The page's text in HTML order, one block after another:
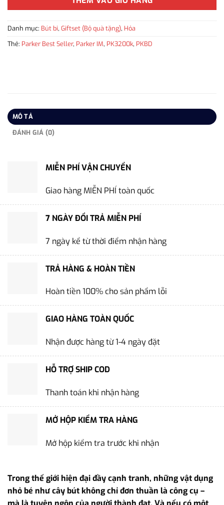
Danh mục: Bút bi, Giftset (Bộ quà tặng), Hỏa
Thẻ: Parker Best Seller, Parker IM, PK3200k, PKBD
MÔ TẢ
ĐÁNH GIÁ (0)
MIỄN PHÍ VẬN CHUYỂN
Giao hàng MIỄN PHÍ toàn quốc
7 NGÀY ĐỔI TRẢ MIỄN PHÍ
7 ngày kể từ thời điểm nhận hàng
TRẢ HÀNG & HOÀN TIỀN
Hoàn tiền 100% cho sản phẩm lỗi
GIAO HÀNG TOÀN QUỐC
Nhận được hàng từ 1-4 ngày đặt
HỖ TRỢ SHIP COD
Thanh toán khi nhận hàng
MỞ HỘP KIỂM TRA HÀNG
Mở hộp kiểm tra trước khi nhận
Trong thế giới hiện đại đầy cạnh tranh, những vật dụng
nhỏ bé như cây bút không chỉ đơn thuần là công cụ –